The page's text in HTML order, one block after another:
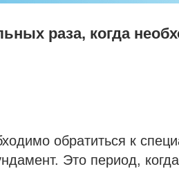
раза, когда
обратиться к
Это период,